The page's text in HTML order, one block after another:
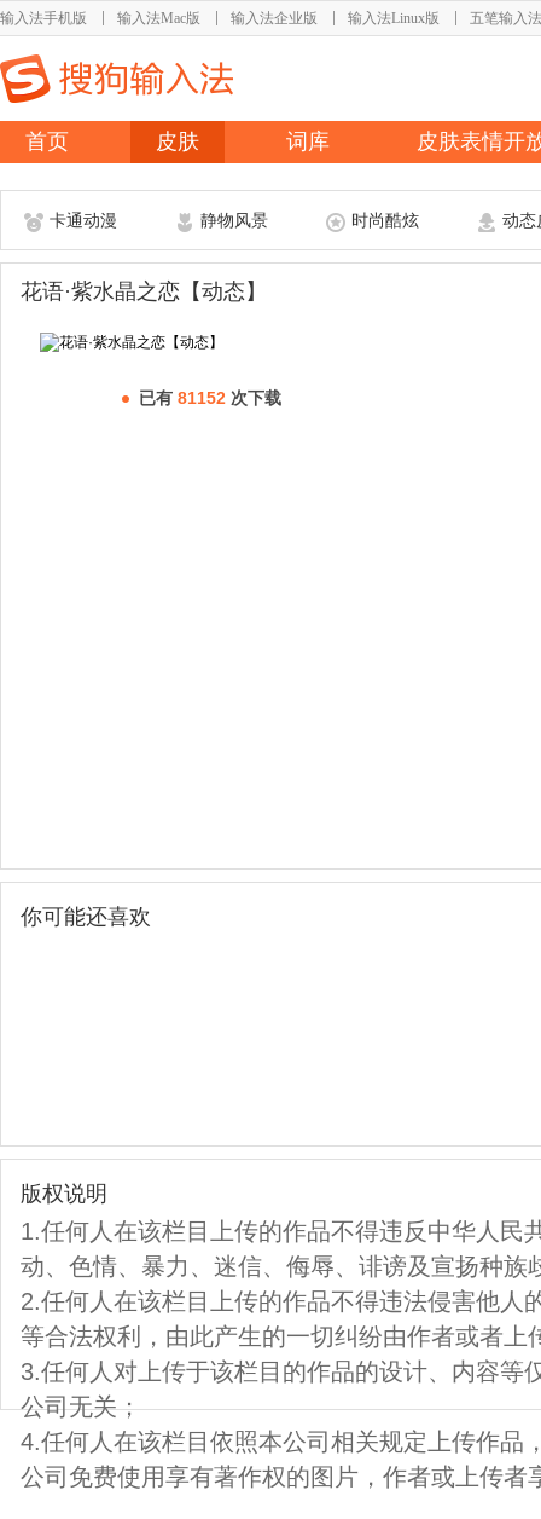
输入法手机版 输入法Mac版 输入法企业版 输入法Linux版 五笔输入法
首页 皮肤 词库 皮肤表情开
卡通动漫 静物风景 时尚酷炫 动态
花语·紫水晶之恋【动态】
已有 81152 次下载
你可能还喜欢
版权说明
1.任何人在该栏目上传的作品不得违反中华人民
动、色情、暴力、迷信、侮辱、诽谤及宣扬种族
2.任何人在该栏目上传的作品不得违法侵害他人
等合法权利，由此产生的一切纠纷由作者或者上
3.任何人对上传于该栏目的作品的设计、内容等
公司无关；
4.任何人在该栏目依照本公司相关规定上传作品
公司免费使用享有著作权的图片，作者或上传者